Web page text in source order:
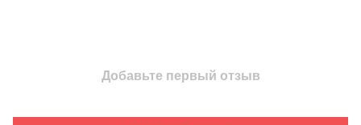
Добавьте первый отзыв